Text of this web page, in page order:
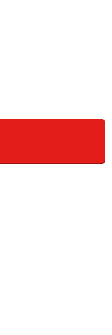
から12～18人
感染症ですが、な